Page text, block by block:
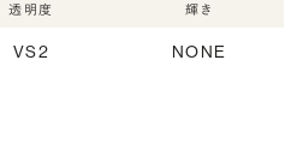
透明度
VS2
輝き
NONE